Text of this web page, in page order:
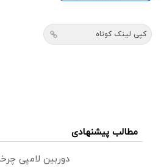
کپی لینک کوتاه
مطالب پیشنهادی